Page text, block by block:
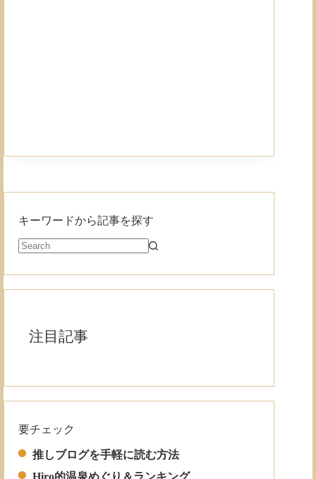
キーワードから記事を探す
注目記事
要チェック
推しブログを手軽に読む方法
Hiro的温泉めぐり＆ランキング